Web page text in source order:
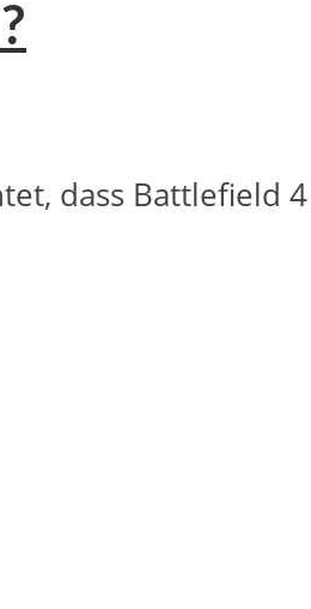
dass Battlefield